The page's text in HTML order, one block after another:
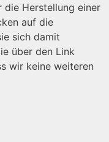
die Herstellung einer
auf die
sich damit
über den Link
wir keine weiteren